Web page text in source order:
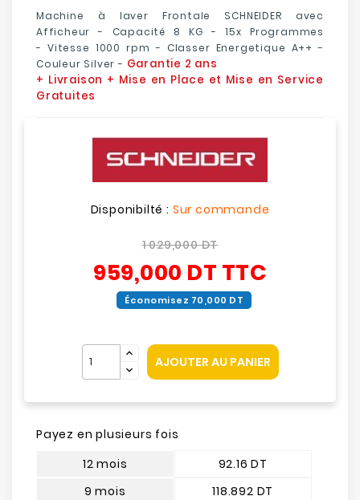
Machine à laver Frontale SCHNEIDER avec
Afficheur - Capacité 8 KG - 15x Programmes
- Vitesse 1000 rpm - Classer Energetique A++ -
Couleur Silver - Garantie 2 ans
+ Livraison + Mise en Place et Mise en Service
Gratuites
Disponibilté : Sur commande
1 029,000 DT
959,000 DT TTC
Économisez 70,000 DT
AJOUTER AU PANIER
Payez en plusieurs fois
12 mois
9 mois
92.16 DT
118.892 DT